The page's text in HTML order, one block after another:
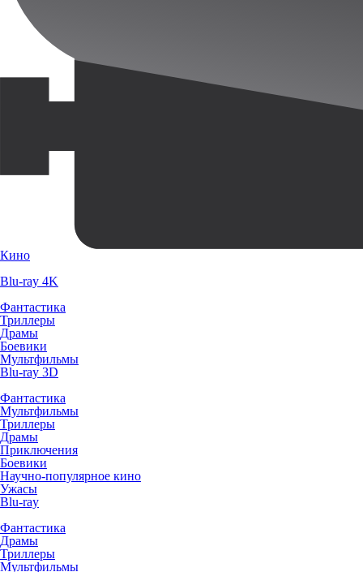
Кино
Blu-ray 4K
Фантастика
Триллеры
Драмы
Боевики
Мультфильмы
Blu-ray 3D
Фантастика
Мультфильмы
Триллеры
Драмы
Приключения
Боевики
Научно-популярное кино
Ужасы
Blu-ray
Фантастика
Драмы
Триллеры
Мультфильмы